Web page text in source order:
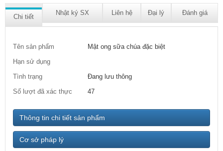
Chi tiết
Nhật ký SX Liên hệ Đại lý Đánh giá
Tên sản phẩm
Mật ong sữa chúa đặc biệt
Hạn sử dụng
Tình trạng
Đang lưu thông
Số lượt đã xác thực
47
Thông tin chi tiết sản phẩm
Cơ sở pháp lý